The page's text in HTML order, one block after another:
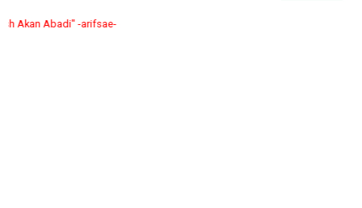
-arifsae-